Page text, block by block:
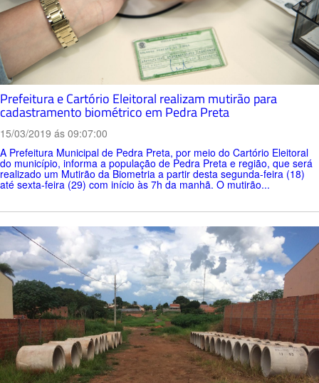
Prefeitura e Cartório Eleitoral realizam mutirão para
cadastramento biométrico em Pedra Preta
15/03/2019 ás 09:07:00
A Prefeitura Municipal de Pedra Preta, por meio do Cartório Eleitoral
do município, informa a população de Pedra Preta e região, que será
realizado um Mutirão da Biometria a partir desta segunda-feira (18)
até sexta-feira (29) com início às 7h da manhã. O mutirão...